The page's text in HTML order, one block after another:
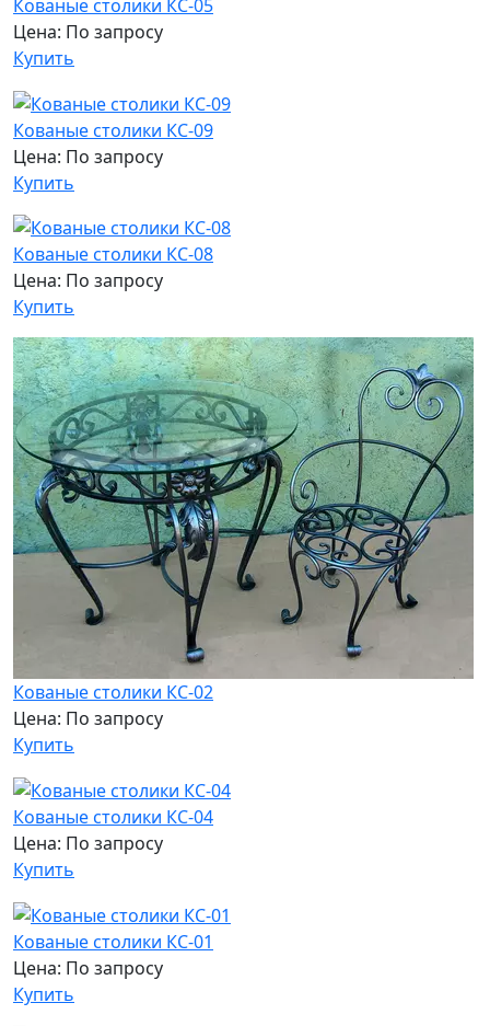
Кованые столики КС-05
Цена: По запросу
Купить
Кованые столики КС-09
Цена: По запросу
Купить
Кованые столики КС-08
Цена: По запросу
Купить
Кованые столики КС-02
Цена: По запросу
Купить
Кованые столики КС-04
Цена: По запросу
Купить
Кованые столики КС-01
Цена: По запросу
Купить